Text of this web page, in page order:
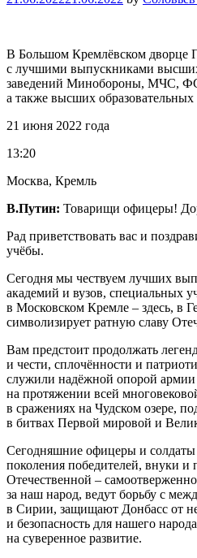
В Большом Кремлёвском дворце
с лучшими выпускниками
заведений Минобороны, МЧС,
а также высших
21 июня 2022 года
13:20
Москва, Кремль
В.Путин: Товарищи офицеры!
Рад приветствовать вас и
учёбы.
Сегодня мы чествуем лучших
академий и вузов, специальных
в Московском Кремле – здесь, в
символизирует ратную славу
Вам предстоит продолжать
и чести, сплочённости и
служили надёжной опорой
на протяжении всей
в сражениях на Чудском озере,
в битвах Первой мировой и
Сегодняшние офицеры и солдаты
поколения победителей, внуки и
Отечественной –
за наш народ, ведут борьбу с
в Сирии, защищают Донбасс от
и безопасность для нашего
на суверенное развитие.